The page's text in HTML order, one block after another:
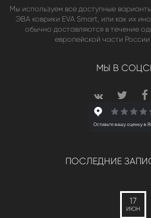
Мы используем все доступные
ЭВА коврики EVA Smart, или как их
обычно доставляются в течение
европейской части
МЫ В
ПОСЛЕДНИЕ
17
ИЮН